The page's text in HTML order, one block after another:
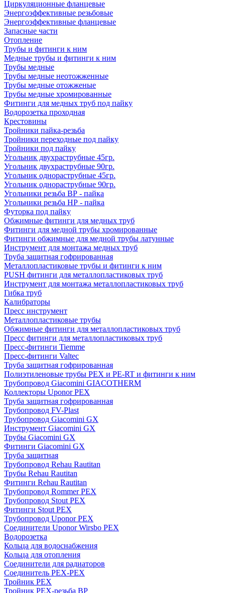
Циркуляционные фланцевые
Энергоэффективные резьбовые
Энергоэффективные фланцевые
Запасные части
Отопление
Трубы и фитинги к ним
Медные трубы и фитинги к ним
Трубы медные
Трубы медные неотожженные
Трубы медные отожженые
Трубы медные хромированные
Фитинги для медных труб под пайку
Водорозетка проходная
Крестовины
Тройники пайка-резьба
Тройники переходные под пайку
Тройники под пайку
Угольник двухраструбные 45гр.
Угольник двухраструбные 90гр.
Угольник однораструбные 45гр.
Угольник однораструбные 90гр.
Угольники резьба ВР - пайка
Угольники резьба НР - пайка
Футорка под пайку
Обжимные фитинги для медных труб
Фитинги для медной трубы хромированные
Фитинги обжимные для медной трубы латунные
Инструмент для монтажа медных труб
Труба защитная гофрированная
Металлопластиковые трубы и фитинги к ним
PUSH фитинги для металлопластиковых труб
Инструмент для монтажа металлопластиковых труб
Гибка труб
Калибраторы
Пресс инструмент
Металлопластиковые трубы
Обжимные фитинги для металлопластиковых труб
Пресс фитинги для металлопластиковых труб
Пресс-фитинги Tiemme
Пресс-фитинги Valtec
Труба защитная гофрированная
Полиэтиленовые трубы PEX и PE-RT и фитинги к ним
Трубопровод Giacomini GIACOTHERM
Коллекторы Uponor PEX
Труба защитная гофрированная
Трубопровод FV-Plast
Трубопровод Giacomini GX
Инструмент Giacomini GX
Трубы Giacomini GX
Фитинги Giacomini GX
Труба защитная
Трубопровод Rehau Rautitan
Трубы Rehau Rautitan
Фитинги Rehau Rautitan
Трубопровод Rommer PEX
Трубопровод Stout PEX
Фитинги Stout PEX
Трубопровод Uponor PEX
Соединители Uponor Wirsbo PEX
Водорозетка
Кольца для водоснабжения
Кольца для отопления
Соединители для радиаторов
Соединитель PEX-PEX
Тройник PEX
Тройник PEX-резьба ВР